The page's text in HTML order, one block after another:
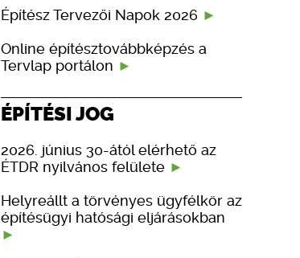
Építész Tervezői Napok 2026
Online építésztovábbképzés a
Tervlap portálon
ÉPÍTÉSI JOG
2026. június 30-ától elérhető az
ÉTDR nyilvános felülete
Helyreállt a törvényes ügyfélkör az
építésügyi hatósági eljárásokban